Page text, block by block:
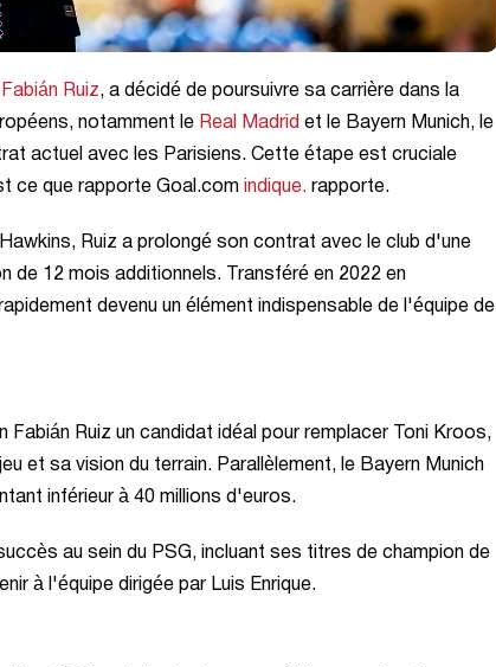
Fabián Ruiz, a décidé de poursuivre sa carrière dans la
notamment le Real Madrid et le Bayern Munich, le
actuel avec les Parisiens. Cette étape est cruciale
ce que rapporte Goal.com
indique. rapporte.
Ruiz a prolongé son contrat avec le club d'une
de 12 mois additionnels. Transféré en 2022 en
devenu un élément indispensable de l'équipe de
Ruiz un candidat idéal pour remplacer Toni Kroos,
et sa vision du terrain. Parallèlement, le Bayern Munich
inférieur à 40 millions d'euros.
au sein du PSG, incluant ses titres de champion de
à l'équipe dirigée par Luis Enrique.